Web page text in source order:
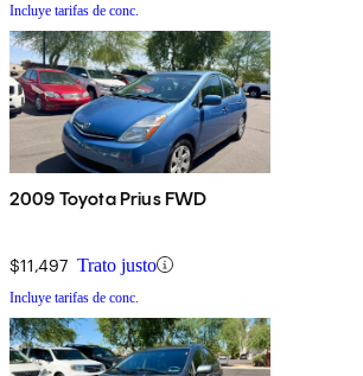
Incluye tarifas de conc.
2009 Toyota Prius FWD
$11,497 Trato justo
Incluye tarifas de conc.